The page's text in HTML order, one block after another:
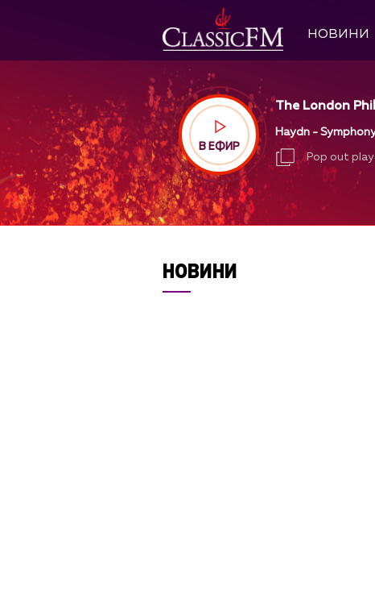
НОВИНИ
В ЕФИР
The London
Haydn -
Pop out
НОВИНИ